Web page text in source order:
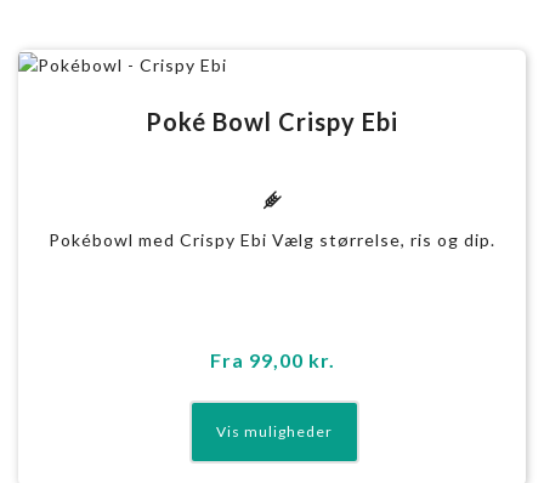
Poké Bowl Crispy Ebi
g
Pokébowl med Crispy Ebi Vælg størrelse, ris og dip.
Fra 99,00 kr.